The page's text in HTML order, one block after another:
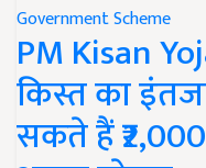
Government Scheme
PM Kisan
किस्त का
सकते हैं